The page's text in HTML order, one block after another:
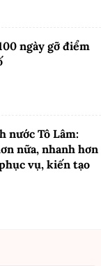
ngày gỡ điểm
nước Tô Lâm:
nữa, nhanh hơn
vụ, kiến tạo